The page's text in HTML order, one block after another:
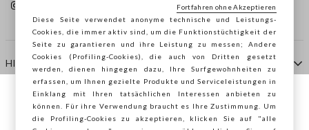
HILFE
AGENTUR
Sie surfen auf der Seite von STEFANEL
Österreich, möchten Sie Ihren Standort
Diese Seite verwendet anonyme technische und Leistungs-
Cookies, die immer aktiv sind, um die Funktionstüchtigkeit der
Seite zu garantieren und ihre Leistung zu messen; Andere
Cookies (Profiling-Cookies), die auch von Dritten gesetzt
werden, dienen hingegen dazu, Ihre Surfgewohnheiten zu
erfassen, um Ihnen gezielte Produkte und Serviceleistungen in
Einklang mit Ihren tatsächlichen Interessen anbieten zu
können. Für ihre Verwendung braucht es Ihre Zustimmung. Um
die Profiling-Cookies zu akzeptieren, klicken Sie auf "alle
Fortfahren ohne Akzeptieren